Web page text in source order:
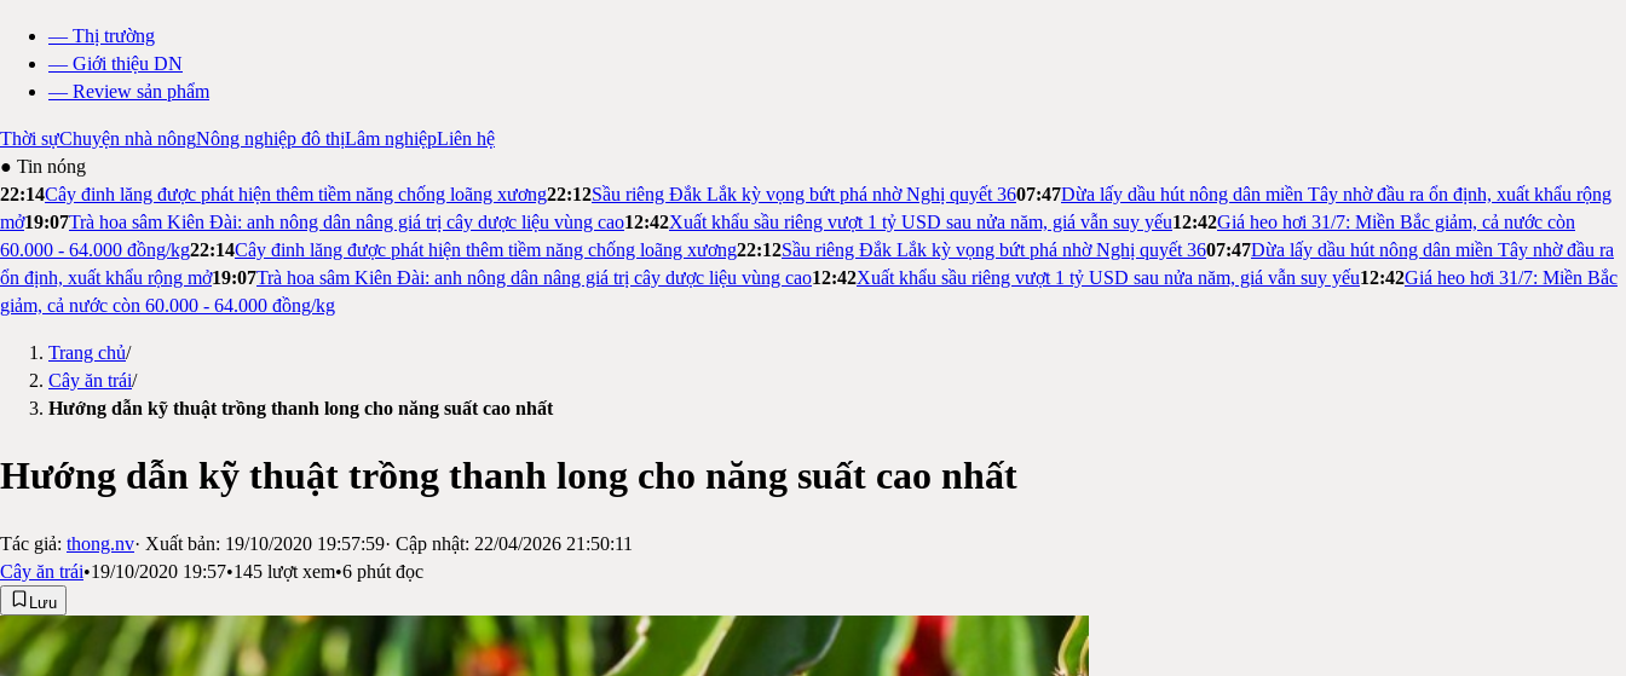
— Thị trường
— Giới thiệu DN
— Review sản phẩm
Thời sựChuyện nhà nôngNông nghiệp đô thịLâm nghiệpLiên hệ
● Tin nóng
22:14Cây đinh lăng được phát hiện thêm tiềm năng chống loãng xương22:12Sầu riêng Đắk Lắk kỳ vọng bứt phá nhờ Nghị quyết 3607:47Dừa lấy dầu hút nông dân miền Tây nhờ đầu ra ổn định, xuất khẩu rộng
mở19:07Trà hoa sâm Kiên Đài: anh nông dân nâng giá trị cây dược liệu vùng cao12:42Xuất khẩu sầu riêng vượt 1 tỷ USD sau nửa năm, giá vẫn suy yếu12:42Giá heo hơi 31/7: Miền Bắc giảm, cả nước còn
60.000 - 64.000 đồng/kg22:14Cây đinh lăng được phát hiện thêm tiềm năng chống loãng xương22:12Sầu riêng Đắk Lắk kỳ vọng bứt phá nhờ Nghị quyết 3607:47Dừa lấy dầu hút nông dân miền Tây nhờ đầu ra
ổn định, xuất khẩu rộng mở19:07Trà hoa sâm Kiên Đài: anh nông dân nâng giá trị cây dược liệu vùng cao12:42Xuất khẩu sầu riêng vượt 1 tỷ USD sau nửa năm, giá vẫn suy yếu12:42Giá heo hơi 31/7: Miền Bắc
giảm, cả nước còn 60.000 - 64.000 đồng/kg
Trang chủ/
Cây ăn trái/
Hướng dẫn kỹ thuật trồng thanh long cho năng suất cao nhất
Hướng dẫn kỹ thuật trồng thanh long cho năng suất cao nhất
Tác giả: thong.nv· Xuất bản: 19/10/2020 19:57:59· Cập nhật: 22/04/2026 21:50:11
Cây ăn trái•19/10/2020 19:57•145 lượt xem•6 phút đọc
Lưu